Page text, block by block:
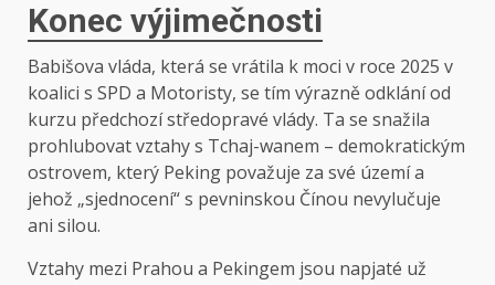
Konec výjimečnosti
Babišova vláda, která se vrátila k moci v roce 2025 v
koalici s SPD a Motoristy, se tím výrazně odklání od
kurzu předchozí středopravé vlády. Ta se snažila
prohlubovat vztahy s Tchaj-wanem – demokratickým
ostrovem, který Peking považuje za své území a
jehož „sjednocení“ s pevninskou Čínou nevylučuje
ani silou.
Vztahy mezi Prahou a Pekingem jsou napjaté už